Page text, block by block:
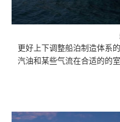
更好上下调整船泊制造体系
汽油和某些气流在合适的的